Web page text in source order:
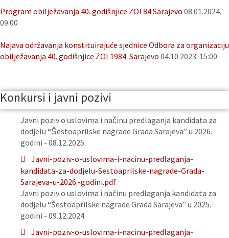
Program obilježavanja 40. godišnjice ZOI 84 Sarajevo 08.01.2024.
09:00
Najava održavanja konstituirajuće sjednice Odbora za organizaciju
obilježavanja 40. godišnjice ZOI 1984. Sarajevo 04.10.2023. 15:00
Konkursi i javni pozivi
Javni poziv o uslovima i načinu predlaganja kandidata za
dodjelu “Šestoaprilske nagrade Grada Sarajeva” u 2026.
godini - 08.12.2025.
Javni-poziv-o-uslovima-i-nacinu-predlaganja-
kandidata-za-dodjelu-Sestoaprilske-nagrade-Grada-
Sarajeva-u-2026.-godini.pdf
Javni poziv o uslovima i načinu predlaganja kandidata za
dodjelu “Šestoaprilske nagrade Grada Sarajeva” u 2025.
godini - 09.12.2024.
Javni-poziv-o-uslovima-i-nacinu-predlaganja-